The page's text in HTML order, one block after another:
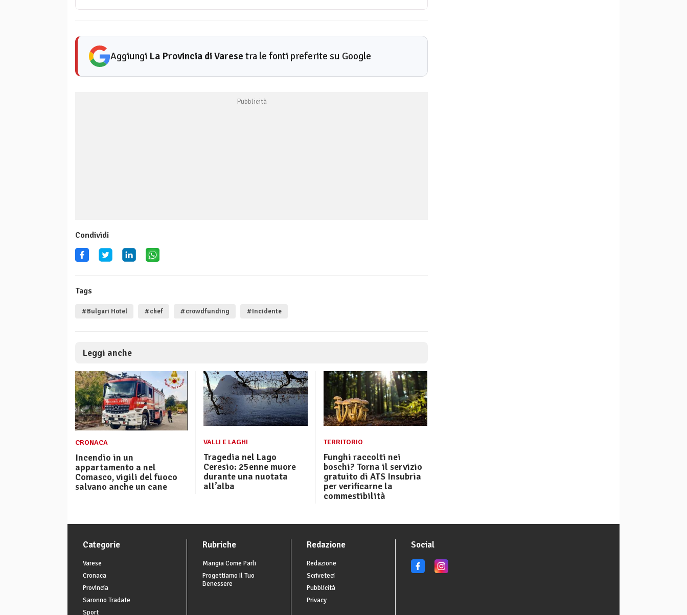
Aggiungi La Provincia di Varese tra le fonti preferite su Google
Condividi
Tags
#Bulgari Hotel #chef #crowdfunding #Incidente
Leggi anche
CRONACA
Incendio in un
appartamento a nel
Comasco, vigili del fuoco
salvano anche un cane
VALLI E LAGHI
Tragedia nel Lago
Ceresio: 25enne muore
durante una nuotata
all’alba
TERRITORIO
Funghi raccolti nei
boschi? Torna il servizio
gratuito di ATS Insubria
per verificarne la
commestibilità
Categorie
Varese
Cronaca
Provincia
Saronno Tradate
Sport
Rubriche
Mangia Come Parli
Progettiamo Il Tuo
Benessere
Redazione
Redazione
Scriveteci
Pubblicità
Privacy
Social